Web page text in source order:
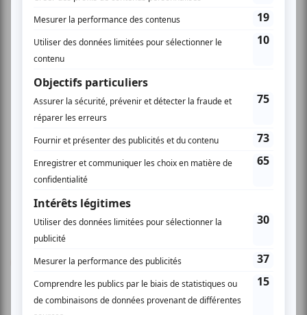
duo ou trio, ce qui nous a permis de bien
apprécier les divers instruments et musiques.
La passion, la tendresse et parfois le désarroi
Edgar Fruitier qui fit oeuvre de présentateur
doté de surcroît d'un bon sens de l'humour (trio
de la joie ou joie du trio)! Superbe soirée! Merci.
Claudette C. - 2010-02-23 13:19:14
merveilleuses musiciennes accomplies? Et de
plus la présence de M. Edgar Fruitier qui
pimentait les intervalles entre chaque pièce de
son savoir sur Schuman avec quelques
soupçons d'humour a beaucoup agrémente